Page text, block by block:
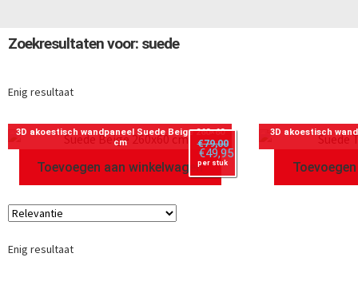
Zoekresultaten voor: suede
Enig resultaat
3D akoestisch wandpaneel Suede Beige 260×60
cm
€79,00
€49,95
per stuk
Toevoegen aan winkelwagen
3D akoestisch
Enig resultaat